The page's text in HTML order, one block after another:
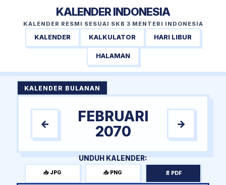
KALENDER INDONESIA
KALENDER RESMI SESUAI SKB 3 MENTERI INDONESIA
KALENDER KALKULATOR HARI LIBUR
HALAMAN
KALENDER BULANAN
←
FEBRUARI
2070
→
UNDUH KALENDER:
📥 JPG 📥 PNG 📄 PDF